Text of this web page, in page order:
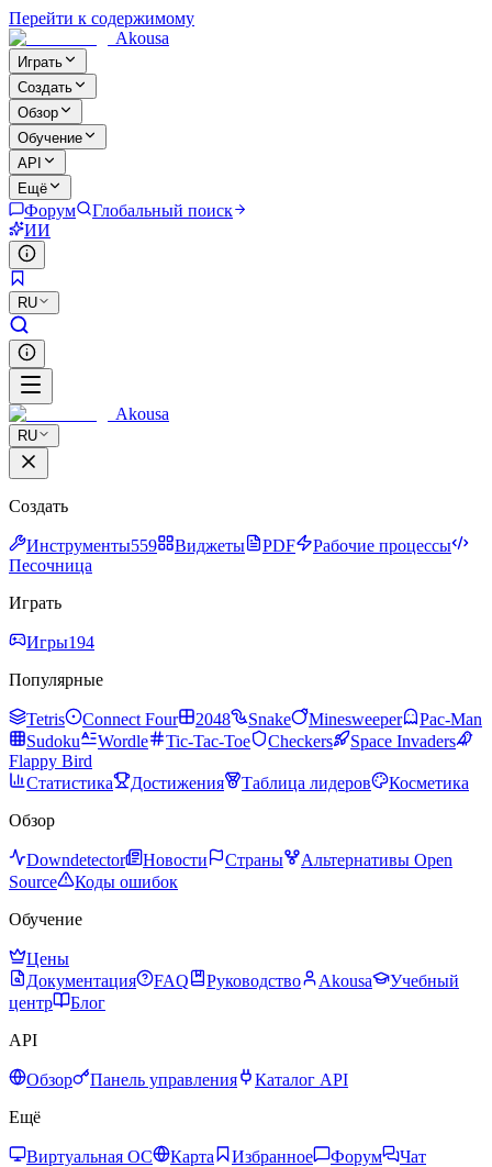
Перейти к содержимому
Akousa
Играть
Создать
Обзор
Обучение
API
Ещё
Форум
Глобальный поиск
ИИ
RU
Akousa
RU
Создать
Инструменты559 Виджеты PDF
Рабочие процессы
Песочница
Играть
Игры194
Популярные
Tetris Connect Four 2048 Snake Minesweeper
Pac-Man
Sudoku
Wordle Tic-Tac-Toe Checkers
Space Invaders
Flappy Bird
Статистика
Достижения Таблица лидеров
Косметика
Обзор
Downdetector Новости Страны
Альтернативы Open
Source
Коды ошибок
Обучение
Цены
Документация
FAQ Руководство Akousa
Учебный
центр
Блог
API
Обзор Панель управления
Каталог API
Ещё
Виртуальная ОС Карта Избранное Форум
Чат